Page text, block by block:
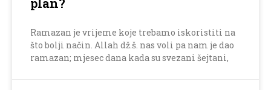
Ramazan je vrijeme koje trebamo iskoristiti na
što bolji način. Allah dž.š. nas voli pa nam je dao
ramazan; mjesec dana kada su svezani šejtani,